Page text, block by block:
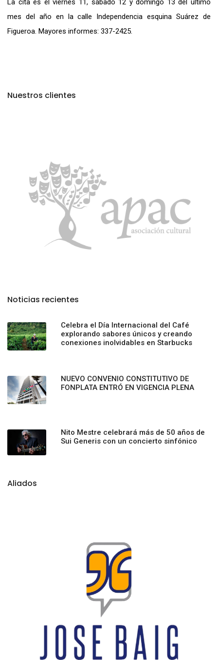
La cita es el viernes 11, sábado 12 y domingo 13 del último
mes del año en la calle Independencia esquina Suárez de
Figueroa. Mayores informes: 337-2425.
Nuestros clientes
Noticias recientes
Celebra el Día Internacional del Café
explorando sabores únicos y creando
conexiones inolvidables en Starbucks
NUEVO CONVENIO CONSTITUTIVO DE
FONPLATA ENTRÓ EN VIGENCIA PLENA
Nito Mestre celebrará más de 50 años de
Sui Generis con un concierto sinfónico
Aliados